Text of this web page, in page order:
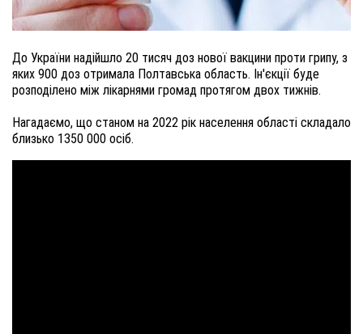
До України надійшло 20 тисяч доз нової вакцини проти грипу, з
яких 900 доз отримала Полтавська область. Ін'єкції буде
розподілено між лікарнями громад протягом двох тижнів.
Нагадаємо, що станом на 2022 рік населення області складало
близько 1350 000 осіб.